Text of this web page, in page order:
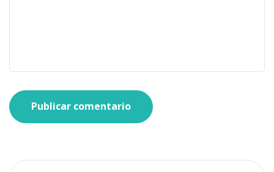
Publicar comentario